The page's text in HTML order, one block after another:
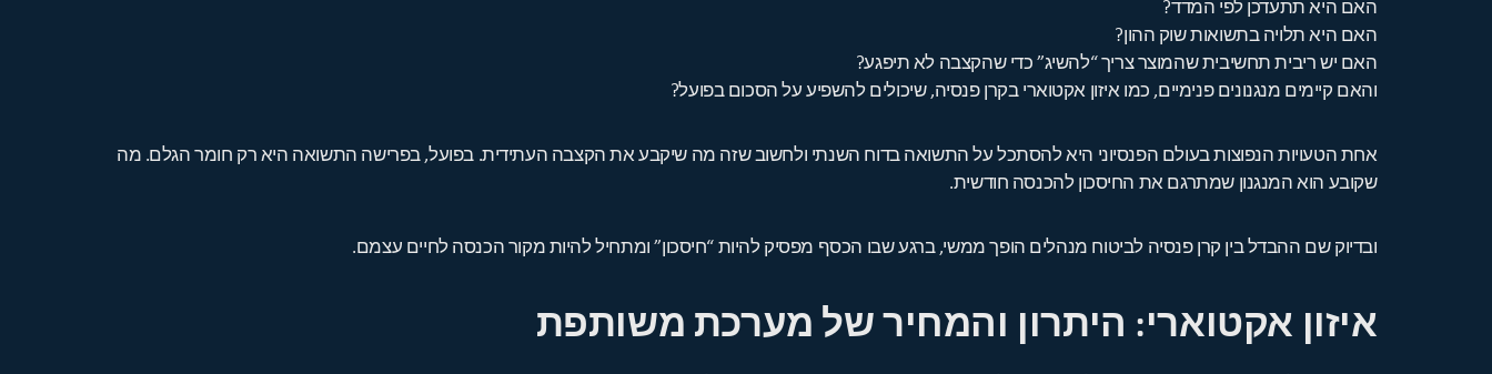
האם היא תתעדכן לפי המדד?
האם היא תלויה בתשואות שוק ההון?
האם יש ריבית תחשיבית שהמוצר צריך “להשיג” כדי שהקצבה לא תיפגע?
והאם קיימים מנגנונים פנימיים, כמו איזון אקטוארי בקרן פנסיה, שיכולים להשפיע על הסכום בפועל?
אחת הטעויות הנפוצות בעולם הפנסיוני היא להסתכל על התשואה בדוח השנתי ולחשוב שזה מה שיקבע את הקצבה העתידית. בפועל, בפרישה התשואה היא רק חומר הגלם. מה
שקובע הוא המנגנון שמתרגם את החיסכון להכנסה חודשית.
ובדיוק שם ההבדל בין קרן פנסיה לביטוח מנהלים הופך ממשי, ברגע שבו הכסף מפסיק להיות “חיסכון” ומתחיל להיות מקור הכנסה לחיים עצמם.
איזון אקטוארי: היתרון והמחיר של מערכת משותפת